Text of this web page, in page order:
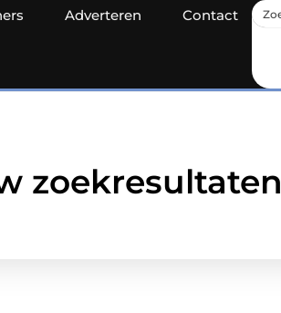
Adverteren Contact
zoekresultaten